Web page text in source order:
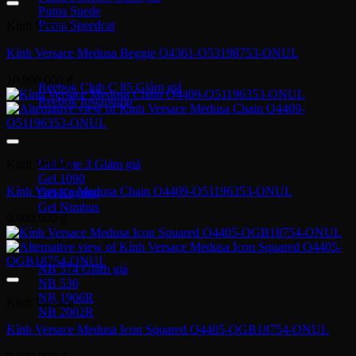
Puma Suede
Puma Speedcat
Giày Reebok
Reebok Club C 85
Reebok Instapump
Giày Asics
Gel Lyte 3
Gel 1090
Gel Kayano
Gel Nimbus
New Balance
NB 574
NB 530
NB 1906R
NB 2002R
Kính Versace
Kính Versace Medusa Beggie O4361-O53198753-ONUL
10,900,000
₫
Kính Versace
Kính Versace Medusa Chain O4409-O51196353-ONUL
Kính Versace
Kính Versace Medusa Icon Squared O4405-OGB18754-ONUL